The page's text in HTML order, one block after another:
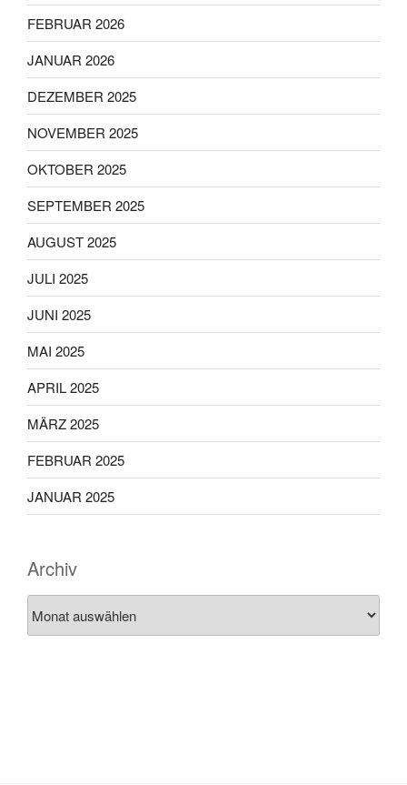
FEBRUAR 2026
JANUAR 2026
DEZEMBER 2025
NOVEMBER 2025
OKTOBER 2025
SEPTEMBER 2025
AUGUST 2025
JULI 2025
JUNI 2025
MAI 2025
APRIL 2025
MÄRZ 2025
FEBRUAR 2025
JANUAR 2025
Archiv